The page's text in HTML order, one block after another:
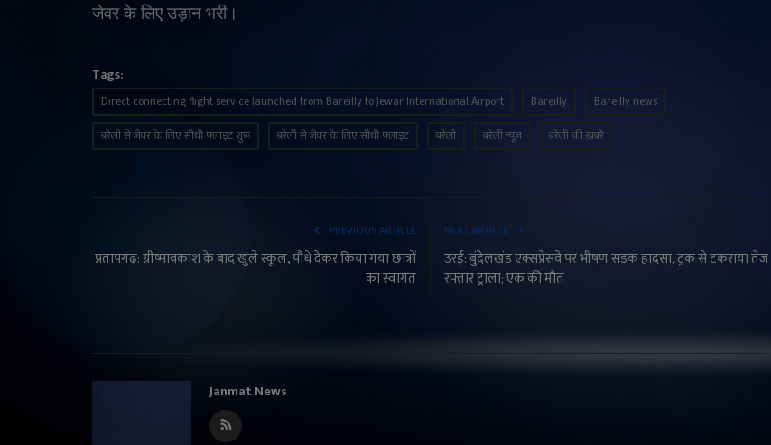
जेवर के लिए उड़ान भरी।
Tags:
Direct connecting flight service launched from Bareilly to Jewar International Airport Bareilly
Bareilly news
बरेली से जेवर के लिए सीधी फ्लाइट शुरू
बरेली से जेवर के लिए सीधी फ्लाइट बरेली बरेली न्यूज़ बरेली की ख़बरें
PREVIOUS ARTICLE
प्रतापगढ़: ग्रीष्मावकाश के बाद खुले स्कूल, पौधे देकर किया गया छात्रों
का स्वागत
NEXT ARTICLE
उरई: बुंदेलखंड एक्सप्रेसवे पर भीषण सड़क हादसा, ट्रक से टकराया तेज
रफ्तार ट्राला; एक की मौत
Janmat News